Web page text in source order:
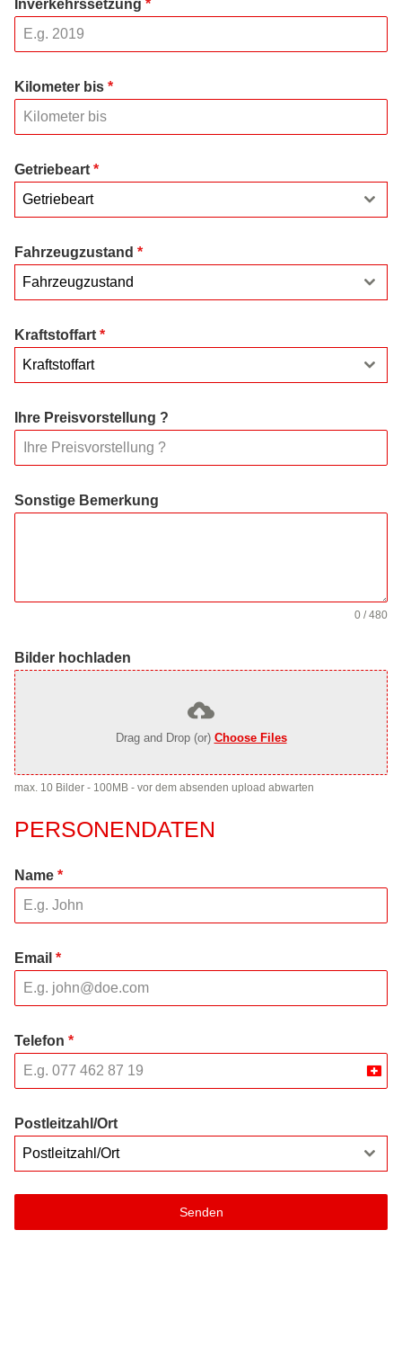
Inverkehrssetzung *
Kilometer bis *
Getriebeart *
Getriebeart
Fahrzeugzustand *
Fahrzeugzustand
Kraftstoffart *
Kraftstoffart
Ihre Preisvorstellung ?
Sonstige Bemerkung
0 / 480
Bilder hochladen
Drag and Drop (or) Choose Files
max. 10 Bilder - 100MB - vor dem absenden upload abwarten
PERSONENDATEN
Name *
Email *
Telefon *
Postleitzahl/Ort
Postleitzahl/Ort
Senden